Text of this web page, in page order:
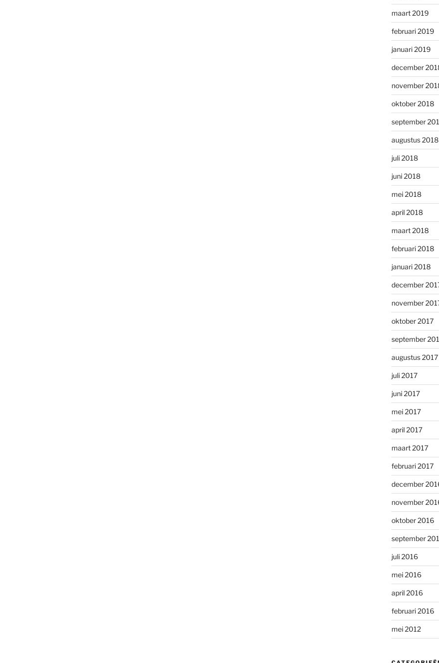
maart 2019
februari 2019
januari 2019
december
november
oktober 2018
september
augustus 2018
juli 2018
juni 2018
mei 2018
april 2018
maart 2018
februari 2018
januari 2018
december
november
oktober 2017
september
augustus 2017
juli 2017
juni 2017
mei 2017
april 2017
maart 2017
februari 2017
december
november
oktober 2016
september
juli 2016
mei 2016
april 2016
februari 2016
mei 2012